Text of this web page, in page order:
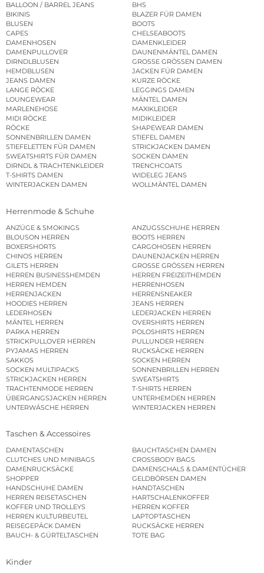
BALLOON / BARREL JEANS
BHS
BIKINIS
BLAZER FÜR DAMEN
BLUSEN
BOOTS
CAPES
CHELSEABOOTS
DAMENHOSEN
DAMENKLEIDER
DAMENPULLOVER
DAUNENMÄNTEL DAMEN
DIRNDLBLUSEN
GROSSE GRÖSSEN DAMEN
HEMDBLUSEN
JACKEN FÜR DAMEN
JEANS DAMEN
KURZE RÖCKE
LANGE RÖCKE
LEGGINGS DAMEN
LOUNGEWEAR
MÄNTEL DAMEN
MARLENEHOSE
MAXIKLEIDER
MIDI RÖCKE
MIDIKLEIDER
RÖCKE
SHAPEWEAR DAMEN
SONNENBRILLEN DAMEN
STIEFEL DAMEN
STIEFELETTEN FÜR DAMEN
STRICKJACKEN DAMEN
SWEATSHIRTS FÜR DAMEN
SOCKEN DAMEN
DIRNDL & TRACHTENKLEIDER
TRENCHCOATS
T-SHIRTS DAMEN
WIDELEG JEANS
WINTERJACKEN DAMEN
WOLLMÄNTEL DAMEN
Herrenmode & Schuhe
ANZÜGE & SMOKINGS
ANZUGSSCHUHE HERREN
BLOUSON HERREN
BOOTS HERREN
BOXERSHORTS
CARGOHOSEN HERREN
CHINOS HERREN
DAUNENJACKEN HERREN
GILETS HERREN
GROSSE GRÖSSEN HERREN
HERREN BUSINESSHEMDEN
HERREN FREIZEITHEMDEN
HERREN HEMDEN
HERRENHOSEN
HERRENJACKEN
HERRENSNEAKER
HOODIES HERREN
JEANS HERREN
LEDERHOSEN
LEDERJACKEN HERREN
MÄNTEL HERREN
OVERSHIRTS HERREN
PARKA HERREN
POLOSHIRTS HERREN
STRICKPULLOVER HERREN
PULLUNDER HERREN
PYJAMAS HERREN
RUCKSÄCKE HERREN
SAKKOS
SOCKEN HERREN
SOCKEN MULTIPACKS
SONNENBRILLEN HERREN
STRICKJACKEN HERREN
SWEATSHIRTS
TRACHTENMODE HERREN
T-SHIRTS HERREN
ÜBERGANGSJACKEN HERREN
UNTERHEMDEN HERREN
UNTERWÄSCHE HERREN
WINTERJACKEN HERREN
Taschen & Accessoires
DAMENTASCHEN
BAUCHTASCHEN DAMEN
CLUTCHES UND MINIBAGS
CROSSBODY BAGS
DAMENRUCKSÄCKE
DAMENSCHALS & DAMENTÜCHER
SHOPPER
GELDBÖRSEN DAMEN
HANDSCHUHE DAMEN
HANDTASCHEN
HERREN REISETASCHEN
HARTSCHALENKOFFER
KOFFER UND TROLLEYS
HERREN KOFFER
HERREN KULTURBEUTEL
LAPTOPTASCHEN
REISEGEPÄCK DAMEN
RUCKSÄCKE HERREN
BAUCH- & GÜRTELTASCHEN
TOTE BAG
Kinder